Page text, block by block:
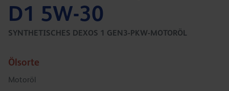
D1 5W-30
SYNTHETISCHES DEXOS 1 GEN3-PKW-MOTORÖL
Ölsorte
Motoröl